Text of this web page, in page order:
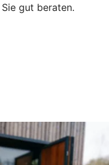
gut beraten.